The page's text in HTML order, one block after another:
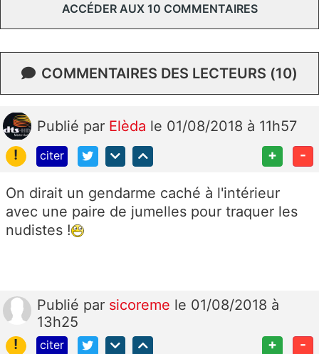
ACCÉDER AUX 10 COMMENTAIRES
COMMENTAIRES DES LECTEURS (10)
Publié par Elèda le 01/08/2018 à 11h57
!
citer + -
On dirait un gendarme caché à l'intérieur
avec une paire de jumelles pour traquer les
nudistes !
Publié par sicoreme le 01/08/2018 à
13h25
!
citer + -